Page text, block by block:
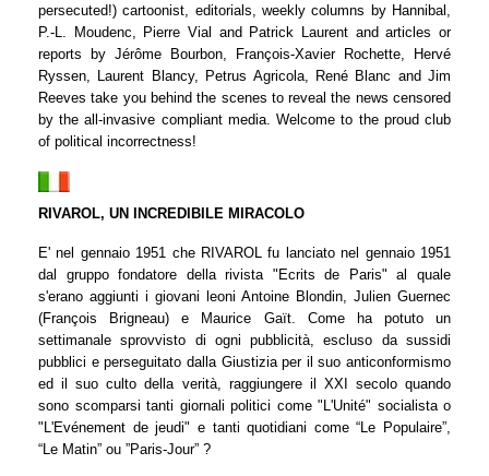
persecuted!) cartoonist, editorials, weekly columns by Hannibal,
P.-L. Moudenc, Pierre Vial and Patrick Laurent and articles or
reports by Jérôme Bourbon, François-Xavier Rochette, Hervé
Ryssen, Laurent Blancy, Petrus Agricola, René Blanc and Jim
Reeves take you behind the scenes to reveal the news censored
by the all-invasive compliant media. Welcome to the proud club
of political incorrectness!
RIVAROL, UN INCREDIBILE MIRACOLO
E' nel gennaio 1951 che RIVAROL fu lanciato nel gennaio 1951
dal gruppo fondatore della rivista "Ecrits de Paris" al quale
s'erano aggiunti i giovani leoni Antoine Blondin, Julien Guernec
(François Brigneau) e Maurice Gaït. Come ha potuto un
settimanale sprovvisto di ogni pubblicità, escluso da sussidi
pubblici e perseguitato dalla Giustizia per il suo anticonformismo
ed il suo culto della verità, raggiungere il XXI secolo quando
sono scomparsi tanti giornali politici come "L'Unité" socialista o
"L'Evénement de jeudi" e tanti quotidiani come “Le Populaire”,
“Le Matin” ou ”Paris-Jour” ?